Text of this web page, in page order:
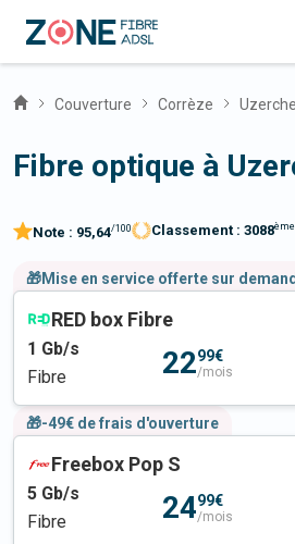
Couverture Corrèze Uzerche
Fibre optique à
Note : 95,64/100 Classement : 3088ème
🎁Mise en service offerte sur
RED box Fibre
1 Gb/s
Fibre
2299€
/mois
🎁-49€ de frais d'ouverture
Freebox Pop S
5 Gb/s
Fibre
2499€
/mois